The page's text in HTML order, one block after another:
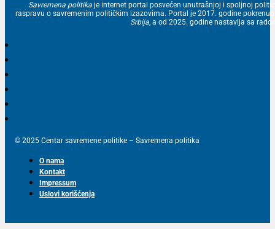
Savremena politika je internet portal posvećen unutrašnjoj i spoljnoj
raspravu o savremenim političkim izazovima. Portal je 2017. godine
Srbija, a od 2025. godine nastavlja sa
© 2025 Centar savremene politike – Savremena politika
O nama
Kontakt
Impressum
Uslovi korišćenja